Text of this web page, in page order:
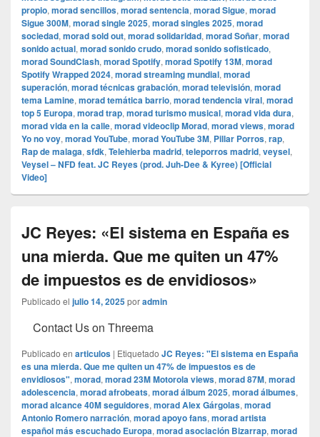
propio, morad sencillos, morad sentencia, morad Sigue, morad
Sigue 300M, morad single 2025, morad singles 2025, morad
sociedad, morad sold out, morad solidaridad, morad Soñar, morad
sonido actual, morad sonido crudo, morad sonido sofisticado,
morad SoundClash, morad Spotify, morad Spotify 13M, morad
Spotify Wrapped 2024, morad streaming mundial, morad
superación, morad técnicas grabación, morad televisión, morad
tema Lamine, morad temática barrio, morad tendencia viral, morad
top 5 Europa, morad trap, morad turismo musical, morad vida dura,
morad vida en la calle, morad videocli‏p Morad, morad views, morad
Yo no voy, morad YouTube, morad YouTube 3M, Pillar Porros, rap,
Rap de malaga, sfdk, Telehierba madrid, teleporros madrid, veysel,
Veysel – NFD feat. JC Reyes (prod. Juh-Dee & Kyree) [Official
Video]
JC Reyes: «El sistema en España es
una mierda. Que me quiten un 47%
de impuestos es de envidiosos»
Publicado el julio 14, 2025poradmin
Contact Us on Threema
Publicado en articulos | Etiquetado JC Reyes: "El sistema en España
es una mierda. Que me quiten un 47% de impuestos es de
envidiosos", morad, morad 23M Motorola views, morad 87M, morad
adolescencia, morad afrobeats, morad álbum 2025, morad álbumes,
morad alcance 40M seguidores, morad Alex Gárgolas, morad
Antonio Romero narración, morad apoyo fans, morad artista
español más escuchado Europa, morad asociación Bizarrap, morad